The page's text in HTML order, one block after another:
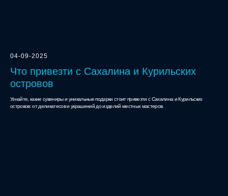
04-09-2025
Что привезти с Сахалина и Курильских
островов
Узнайте, какие сувениры и уникальные подарки стоит привезти с Сахалина и Курильских
островов: от деликатесов и украшений до изделий местных мастеров.